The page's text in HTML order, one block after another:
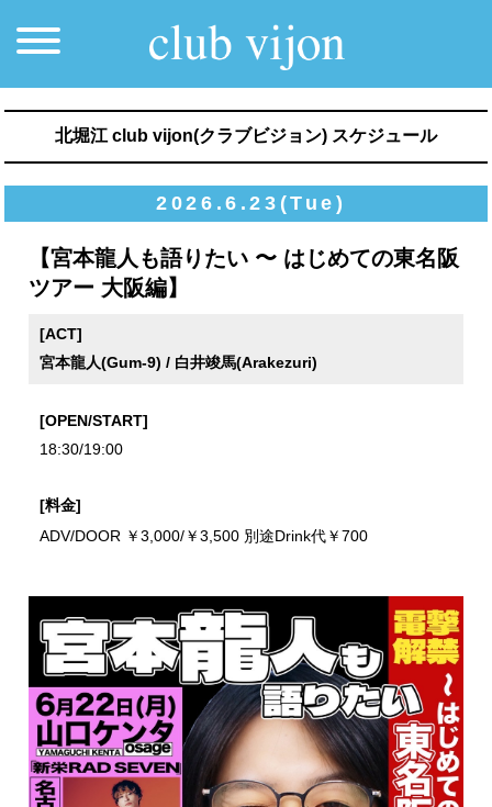
北堀江 club vijon(クラブビジョン) スケジュール
2026.6.23(Tue)
【宮本龍人も語りたい 〜 はじめての東名阪
ツアー 大阪編】
[ACT]
宮本龍人(Gum-9) / 白井竣馬(Arakezuri)
[OPEN/START]
18:30/19:00
[料金]
ADV/DOOR ￥3,000/￥3,500 別途Drink代￥700